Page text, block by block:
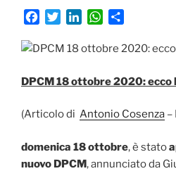
c
b
o
i
t
r
n
e
I
W
a
s
p
n
i
i
DPCM 18 ottobre 2020: ecco
(Articolo di Antonio Cosenza –
domenica 18 ottobre, è stato
nuovo DPCM, annunciato da